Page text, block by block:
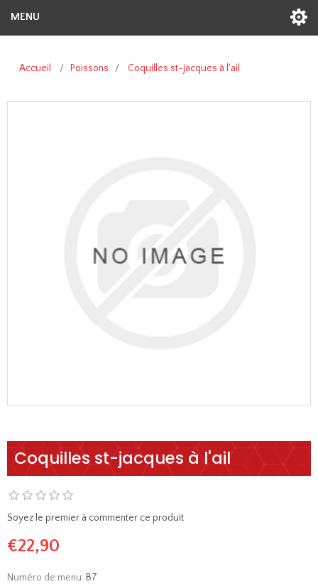
MENU
Accueil / Poissons / Coquilles st-jacques à l'ail
Coquilles st-jacques à l'ail
Soyez le premier à commenter ce produit
€22,90
Numéro de menu: B7